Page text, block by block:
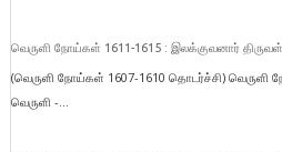
வெருளி நோய்கள் 1611-1615 : இலக்குவனார்
(வெருளி நோய்கள் 1607-1610 தொடர்ச்சி) வெருளி
வெருளி -...